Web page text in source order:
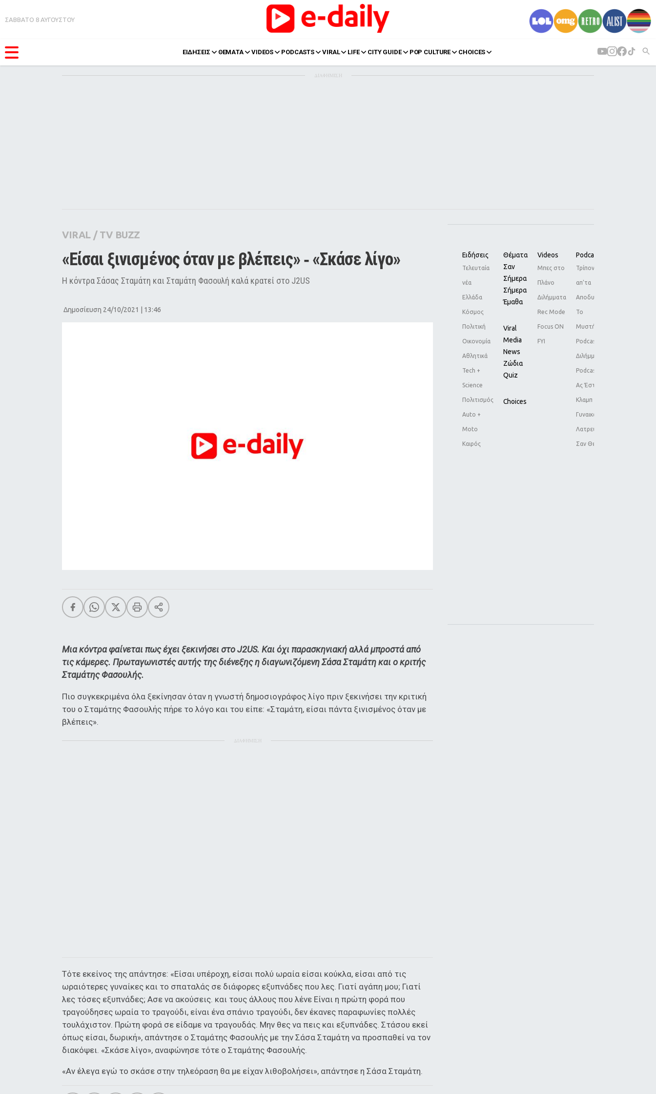
ΣΑΒΒΑΤΟ 8 ΑΥΓΟΥΣΤΟΥ
ΕΙΔΗΣΕΙΣ ΘΕΜΑΤΑ VIDEOS PODCASTS VIRAL LIFE CITY GUIDE POP CULTURE CHOICES
Pop Culture
Agenda
ΔΙΑΦΗΜΙΣΗ
VIRAL / TV BUZZ
«Είσαι ξινισμένος όταν με βλέπεις» ‑ «Σκάσε λίγο»
Η κόντρα Σάσας Σταμάτη και Σταμάτη Φασουλή καλά κρατεί στο J2US
Δημοσίευση 24/10/2021 | 13:46
Μια κόντρα φαίνεται πως έχει ξεκινήσει στο J2US. Και όχι παρασκηνιακή αλλά μπροστά από
τις κάμερες. Πρωταγωνιστές αυτής της διένεξης η διαγωνιζόμενη Σάσα Σταμάτη και ο κριτής
Σταμάτης Φασουλής.
Πιο συγκεκριμένα όλα ξεκίνησαν όταν η γνωστή δημοσιογράφος λίγο πριν ξεκινήσει την κριτική
του ο Σταμάτης Φασουλής πήρε το λόγο και του είπε: «Σταμάτη, είσαι πάντα ξινισμένος όταν με
βλέπεις».
ΔΙΑΦΗΜΙΣΗ
Τότε εκείνος της απάντησε: «Είσαι υπέροχη, είσαι πολύ ωραία είσαι κούκλα, είσαι από τις
ωραιότερες γυναίκες και το σπαταλάς σε διάφορες εξυπνάδες που λες. Γιατί αγάπη μου; Γιατί
λες τόσες εξυπνάδες; Ασε να ακούσεις. και τους άλλους που λένε Είναι η πρώτη φορά που
τραγούδησες ωραία το τραγούδι, είναι ένα σπάνιο τραγούδι, δεν έκανες παραφωνίες πολλές
τουλάχιστον. Πρώτη φορά σε είδαμε να τραγουδάς. Μην θες να πεις και εξυπνάδες. Στάσου εκεί
όπως είσαι, δωρική», απάντησε ο Σταμάτης Φασουλής με την Σάσα Σταμάτη να προσπαθεί να τον
διακόψει. «Σκάσε λίγο», αναφώνησε τότε ο Σταμάτης Φασουλής.
«Αν έλεγα εγώ το σκάσε στην τηλεόραση θα με είχαν λιθοβολήσει», απάντησε η Σάσα Σταμάτη.
Ειδήσεις
Τελευταία
νέα
Ελλάδα
Κόσμος
Πολιτική
Οικονομία
Αθλητικά
Tech +
Science
Πολιτισμός
Auto +
Moto
Καιρός
Θέματα
Σαν
Σήμερα
Σήμερα
Έμαθα
Viral
Media
News
Ζώδια
Quiz
Choices
Videos
Μπες στο
Πλάνο
Διλήμματα
Rec Mode
Focus ON
FYI
Podcasts
Τρίποντο
απ'τα
Αποδυτήρια
Το
Μυστήριο
Podcast
Διλήμματα
Podcast
Ας Έστελνε
Κλαμπ
Γυναικών
Λατρεύτηκαν
Σαν Θεοί